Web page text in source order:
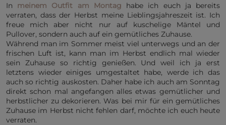
In meinem Outfit am Montag habe ich euch ja bereits
verraten, dass der Herbst meine Lieblingsjahreszeit ist. Ich
freue mich aber nicht nur auf kuschelige Mäntel und
Pullover, sondern auch auf ein gemütliches Zuhause.
Während man im Sommer meist viel unterwegs und an der
frischen Luft ist, kann man im Herbst endlich mal wieder
sein Zuhause so richtig genießen. Und weil ich ja erst
letztens wieder einiges umgestaltet habe, werde ich das
auch so richtig auskosten. Daher habe ich auch am Sonntag
direkt schon mal angefangen alles etwas gemütlicher und
herbstlicher zu dekorieren. Was bei mir für ein gemütliches
Zuhause im Herbst nicht fehlen darf, möchte ich euch heute
verraten.